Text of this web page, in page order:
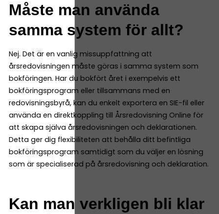
Måste man använda
samma system för allt?
Nej. Det är en vanlig missuppfattning att
årsredovisningen måste göras i samma system som
bokföringen. Har du bokfört året i exempelvis ett
bokföringsprogram eller tillsammans med en
redovisningsbyrå, kan du enkelt exportera en SIE-fil eller
använda en direktkoppling till Årsredovisning Online för
att skapa själva årsredovisningen och deklarationen.
Detta ger dig flexibiliteten att behålla ditt befintliga
bokföringsprogram samtidigt som du väljer en lösning
som är specialiserad på årsredovisning och deklaration.
Kan man verkligen bli klar